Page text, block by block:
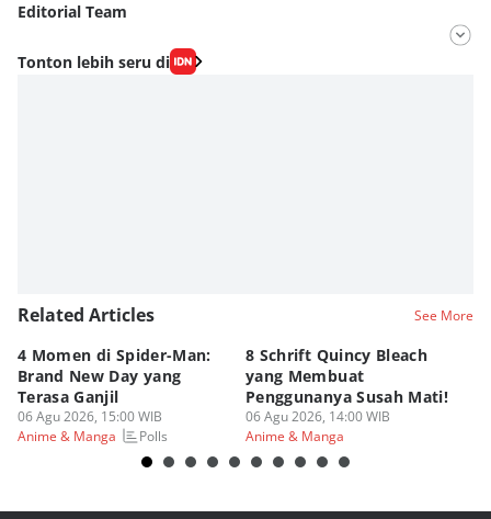
Editorial Team
Editor
Fahrul Razi Uni Nurullah
Tonton lebih seru di
Related Articles See More
4 Momen di Spider-Man:
Brand New Day yang
Terasa Ganjil
06 Agu 2026, 15:00 WIB
Anime & Manga
Polls
8 Schrift Quincy Bleach
yang Membuat
Penggunanya Susah Mati!
06 Agu 2026, 14:00 WIB
Anime & Manga